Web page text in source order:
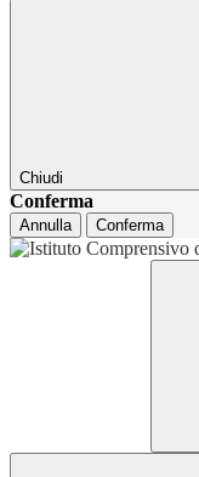
Chiudi
Conferma
Annulla Conferma